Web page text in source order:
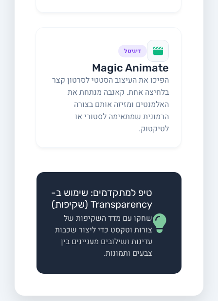
דיגיטל
Magic Animate
הפיכו את העיצוב הסטטי לסרטון קצר
בלחיצה אחת. קאנבה מנתחת את
האלמנטים ומזיזה אותם בצורה
הרמונית שמתאימה לסטורי או
לטיקטוק.
טיפ למתקדמים: שימוש ב-
Transparency (שקיפות)
שחקו עם מדד השקיפות של
צורות וטקסט כדי ליצור שכבות
עדינות ושילובים מעניינים בין
צבעים ותמונות.